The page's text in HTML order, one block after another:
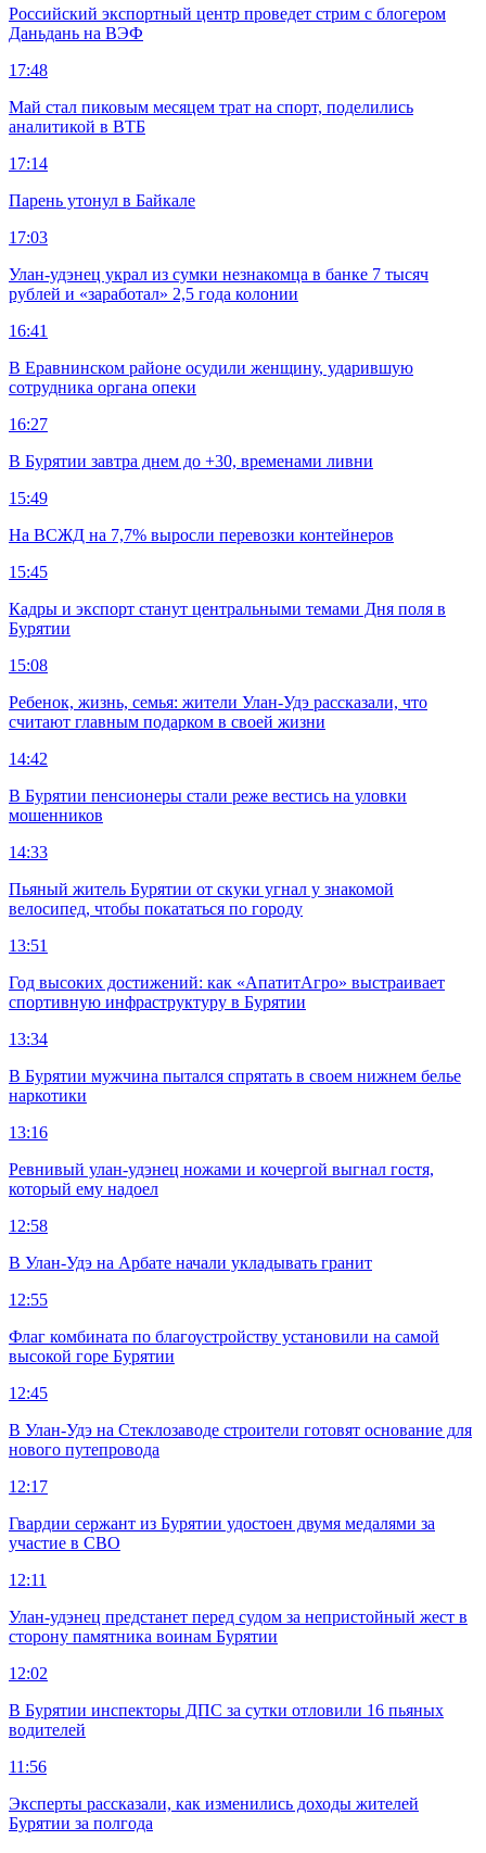
Российский экспортный центр проведет стрим с блогером
Даньдань на ВЭФ
17:48
Май стал пиковым месяцем трат на спорт, поделились
аналитикой в ВТБ
17:14
Парень утонул в Байкале
17:03
Улан-удэнец украл из сумки незнакомца в банке 7 тысяч
рублей и «заработал» 2,5 года колонии
16:41
В Еравнинском районе осудили женщину, ударившую
сотрудника органа опеки
16:27
В Бурятии завтра днем до +30, временами ливни
15:49
На ВСЖД на 7,7% выросли перевозки контейнеров
15:45
Кадры и экспорт станут центральными темами Дня поля в
Бурятии
15:08
Ребенок, жизнь, семья: жители Улан-Удэ рассказали, что
считают главным подарком в своей жизни
14:42
В Бурятии пенсионеры стали реже вестись на уловки
мошенников
14:33
Пьяный житель Бурятии от скуки угнал у знакомой
велосипед, чтобы покататься по городу
13:51
Год высоких достижений: как «АпатитАгро» выстраивает
спортивную инфраструктуру в Бурятии
13:34
В Бурятии мужчина пытался спрятать в своем нижнем белье
наркотики
13:16
Ревнивый улан-удэнец ножами и кочергой выгнал гостя,
который ему надоел
12:58
В Улан-Удэ на Арбате начали укладывать гранит
12:55
Флаг комбината по благоустройству установили на самой
высокой горе Бурятии
12:45
В Улан-Удэ на Стеклозаводе строители готовят основание для
нового путепровода
12:17
Гвардии сержант из Бурятии удостоен двумя медалями за
участие в СВО
12:11
Улан-удэнец предстанет перед судом за непристойный жест в
сторону памятника воинам Бурятии
12:02
В Бурятии инспекторы ДПС за сутки отловили 16 пьяных
водителей
11:56
Эксперты рассказали, как изменились доходы жителей
Бурятии за полгода